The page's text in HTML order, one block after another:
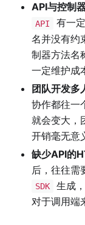
API与控制
API
有一
名并没有约
制器方法名
一定维护成
团队开发多
协作都往一
就会变大，
开销毫无意
缺少API的
后，往往需
SDK 生成
对于调用端